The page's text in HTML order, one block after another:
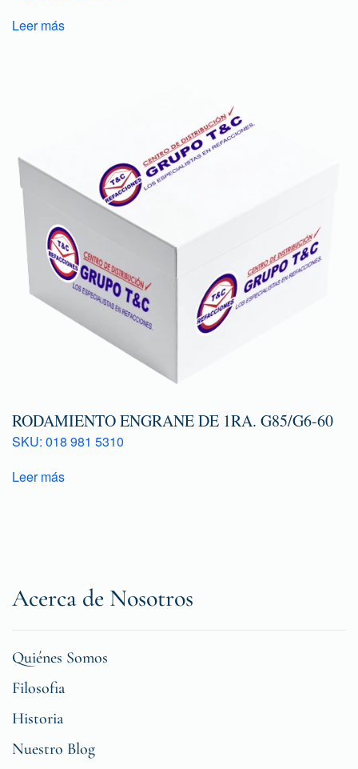
Leer más
RODAMIENTO ENGRANE DE 1RA. G85/G6-60
SKU: 018 981 5310
Leer más
Acerca de Nosotros
Quiénes Somos
Filosofia
Historia
Nuestro Blog